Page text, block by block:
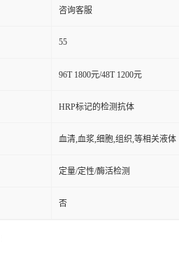
咨询客服
55
96T 1800元/48T 1200元
HRP标记的检测抗体
血清,血浆,细胞,组织,等相关液体
定量/定性/酶活检测
否